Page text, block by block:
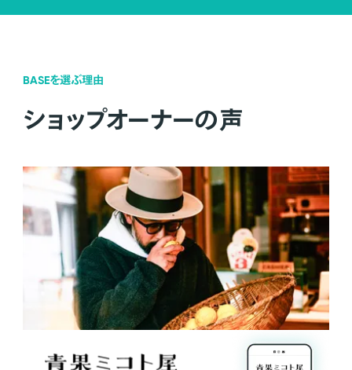
BASEを選ぶ理由
ショップオーナーの声